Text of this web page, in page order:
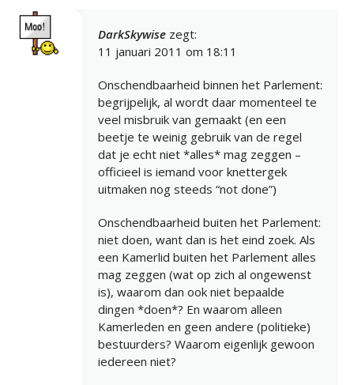
DarkSkywise zegt:
11 januari 2011 om 18:11
Onschendbaarheid binnen het Parlement:
begrijpelijk, al wordt daar momenteel te
veel misbruik van gemaakt (en een
beetje te weinig gebruik van de regel
dat je echt niet *alles* mag zeggen –
officieel is iemand voor knettergek
uitmaken nog steeds “not done”)
Onschendbaarheid buiten het Parlement:
niet doen, want dan is het eind zoek. Als
een Kamerlid buiten het Parlement alles
mag zeggen (wat op zich al ongewenst
is), waarom dan ook niet bepaalde
dingen *doen*? En waarom alleen
Kamerleden en geen andere (politieke)
bestuurders? Waarom eigenlijk gewoon
iedereen niet?